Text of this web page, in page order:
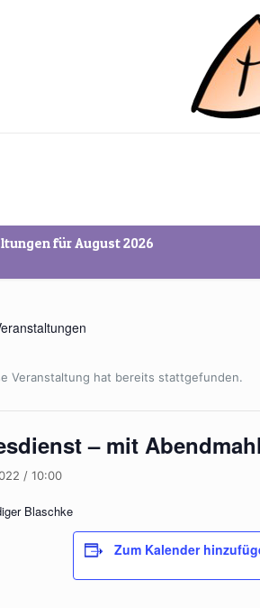
für August 2026
Veranstaltung hat bereits stattgefunden.
– mit
/ 10:00
Blaschke
Zum Kalender